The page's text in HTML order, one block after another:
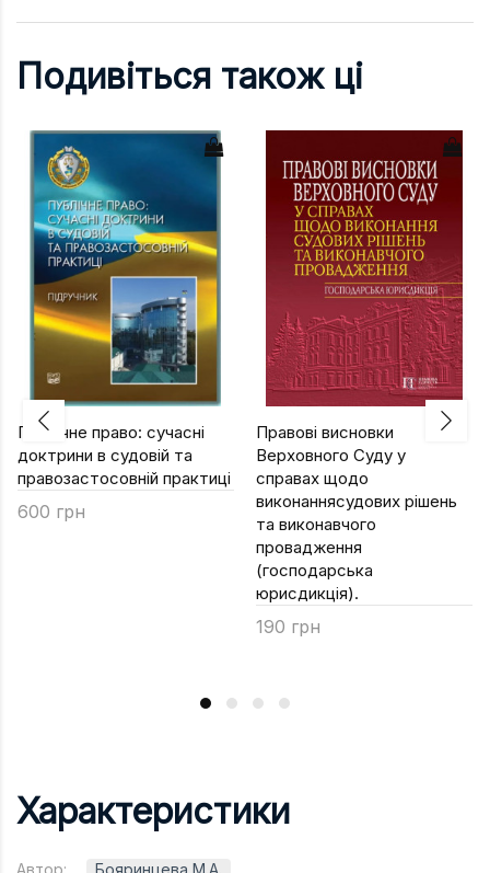
Подивіться також ці
Публічне право: сучасні
доктрини в судовій та
правозастосовній практиці
600 грн
Правові висновки
Верховного Суду у
справах щодо
виконаннясудових рішень
та виконавчого
провадження
(господарська
юрисдикція).
190 грн
Характеристики
Автор: Бояринцева М.А.